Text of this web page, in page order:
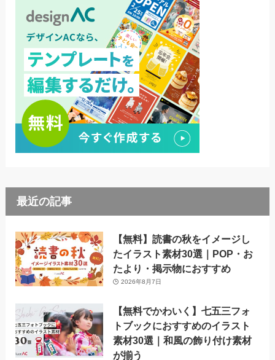
最近の記事
【無料】読書の秋をイメージし
たイラスト素材30選｜POP・お
たより・掲示物におすすめ
2026年8月7日
【無料でかわいく】七五三フォ
トブックにおすすめのイラスト
素材30選｜和風の飾り付け素材
が揃う